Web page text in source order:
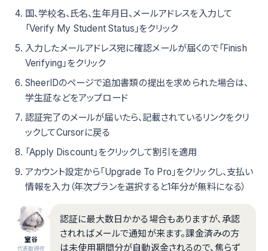
国、学校名、氏名、生年月日、メールアドレスを入力して
「Verify My Student Status」をクリック
入力したメールアドレス宛に確認メールが届くので「Finish
Verifying」をクリック
SheerIDのページで追加書類の提出を求められた場合は、
学生証などをアップロード
認証完了のメールが届いたら、記載されているリンクをクリ
ックしてCursorに戻る
「Apply Discount」をクリックして割引を適用
アカウント設定から「Upgrade To Pro」をクリックし、支払い
情報を入力（年次プランを選択すると1年分が無料になる）
室谷
代表取締役
認証に最大数日かかる場合もありますが、承認
されればメールで通知が来ます。課金済みの方
は未使用期間分が自動返金されるので、焦らず